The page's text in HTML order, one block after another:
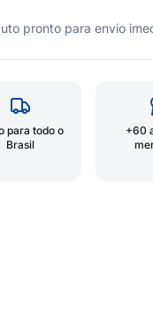
pronto para envio
para todo o
Brasil
+60